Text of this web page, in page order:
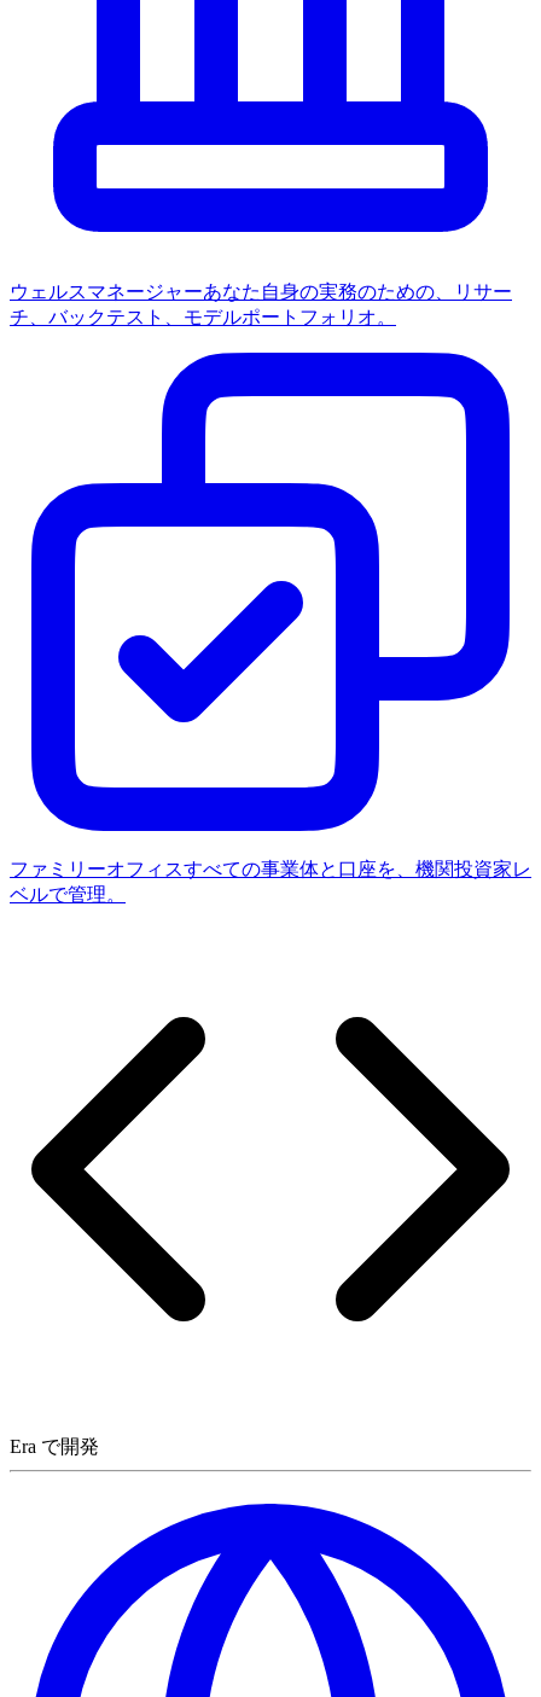
ウェルスマネージャーあなた自身の実務のための、リサー
チ、バックテスト、モデルポートフォリオ。
ファミリーオフィスすべての事業体と口座を、機関投資家レ
ベルで管理。
Era で開発